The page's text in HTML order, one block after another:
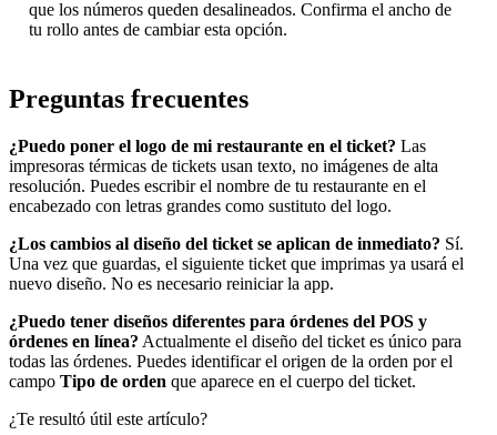
que los números queden desalineados. Confirma el ancho de
tu rollo antes de cambiar esta opción.
Preguntas frecuentes
¿Puedo poner el logo de mi restaurante en el ticket? Las
impresoras térmicas de tickets usan texto, no imágenes de alta
resolución. Puedes escribir el nombre de tu restaurante en el
encabezado con letras grandes como sustituto del logo.
¿Los cambios al diseño del ticket se aplican de inmediato? Sí.
Una vez que guardas, el siguiente ticket que imprimas ya usará el
nuevo diseño. No es necesario reiniciar la app.
¿Puedo tener diseños diferentes para órdenes del POS y
órdenes en línea? Actualmente el diseño del ticket es único para
todas las órdenes. Puedes identificar el origen de la orden por el
campo Tipo de orden que aparece en el cuerpo del ticket.
¿Te resultó útil este artículo?